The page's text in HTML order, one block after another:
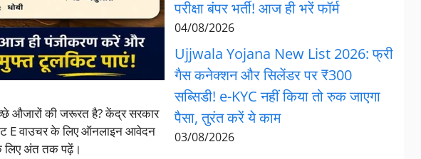
औजारों की जरूरत है? केंद्र सरकार
E वाउचर के लिए ऑनलाइन आवेदन
लिए अंत तक पढ़ें।
परीक्षा बंपर भर्ती! आज ही भरें फॉर्म
04/08/2026
Ujjwala Yojana New List 2026: फ्री
गैस कनेक्शन और सिलेंडर पर ₹300
सब्सिडी! e-KYC नहीं किया तो रुक जाएगा
पैसा, तुरंत करें ये काम
03/08/2026